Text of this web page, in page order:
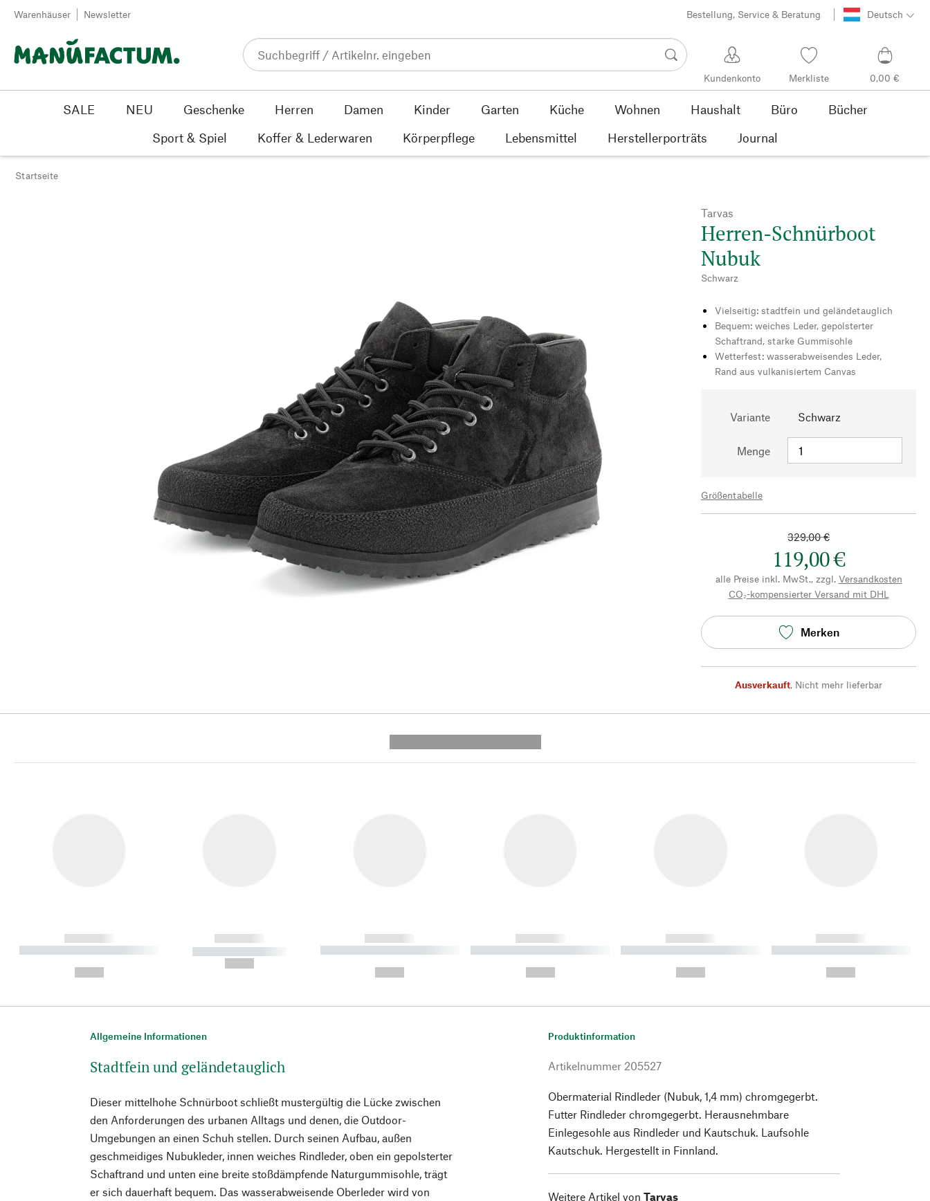
Zum Inhalt springen
Warenhäuser Newsletter Bestellung, Service & Beratung Deutsch
Kundenkonto Merkliste 0,00 €
SALE NEU Geschenke Herren Damen Kinder Garten Küche Wohnen Haushalt Büro
Bücher
Sport & Spiel
Koffer & Lederwaren Körperpflege Lebensmittel Herstellerporträts Journal
Startseite
Tarvas
Herren-Schnürboot
Nubuk
Schwarz
Vielseitig: stadtfein und geländetauglich
Bequem: weiches Leder, gepolsterter
Schaftrand, starke Gummisohle
Wetterfest: wasserabweisendes Leder,
Rand aus vulkanisiertem Canvas
Variante Schwarz
Menge
Größentabelle
329,00 €
119,00 €
alle Preise inkl. MwSt., zzgl. Versandkosten
CO₂-kompensierter Versand mit DHL
Merken
Ausverkauft, Nicht mehr lieferbar
------------
----------- ----------- ----------
------------
----------- -----------
------------
----------- ----------- ----------
------------
----------- ----------- ----------
------------
----------- ----------- ----------
------------
----------- ----------- ----------
Allgemeine Informationen
Stadtfein und geländetauglich
Dieser mittelhohe Schnürboot schließt mustergültig die Lücke zwischen
den Anforderungen des urbanen Alltags und denen, die Outdoor-
Umgebungen an einen Schuh stellen. Durch seinen Aufbau, außen
geschmeidiges Nubukleder, innen weiches Rindleder, oben ein gepolsterter
Schaftrand und unten eine breite stoßdämpfende Naturgummisohle, trägt
er sich dauerhaft bequem. Das wasserabweisende Oberleder wird von
Produktinformation
Artikelnummer 205527
Obermaterial Rindleder (Nubuk, 1,4 mm) chromgegerbt.
Futter Rindleder chromgegerbt. Herausnehmbare
Einlegesohle aus Rindleder und Kautschuk. Laufsohle
Kautschuk. Hergestellt in Finnland.
Weitere Artikel von Tarvas